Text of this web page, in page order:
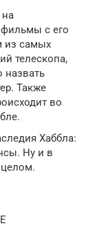
фильмы с его
из самых
телескопа,
Также
во
Хаббла:
Ну и в